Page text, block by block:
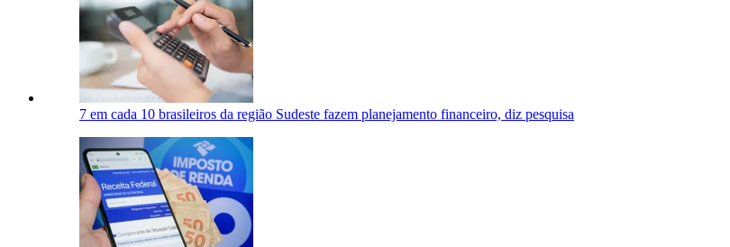
7 em cada 10 brasileiros da região Sudeste fazem planejamento financeiro, diz pesquisa